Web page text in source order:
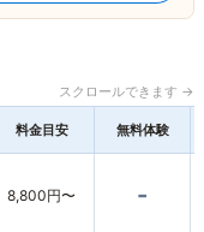
スクロールできます →
料金目安 無料体験
8,800円〜 -